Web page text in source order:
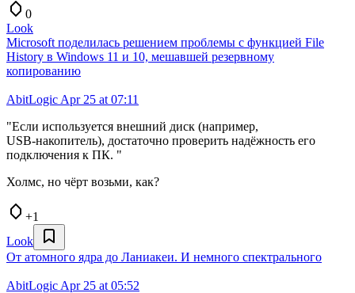
0
Look
Microsoft поделилась решением проблемы с функцией File
History в Windows 11 и 10, мешавшей резервному
копированию
AbitLogic Apr 25 at 07:11
"Если используется внешний диск (например,
USB‑накопитель), достаточно проверить надёжность его
подключения к ПК. "
Холмс, но чёрт возьми, как?
+1
Look
От атомного ядра до Ланиакеи. И немного спектрального
AbitLogic Apr 25 at 05:52